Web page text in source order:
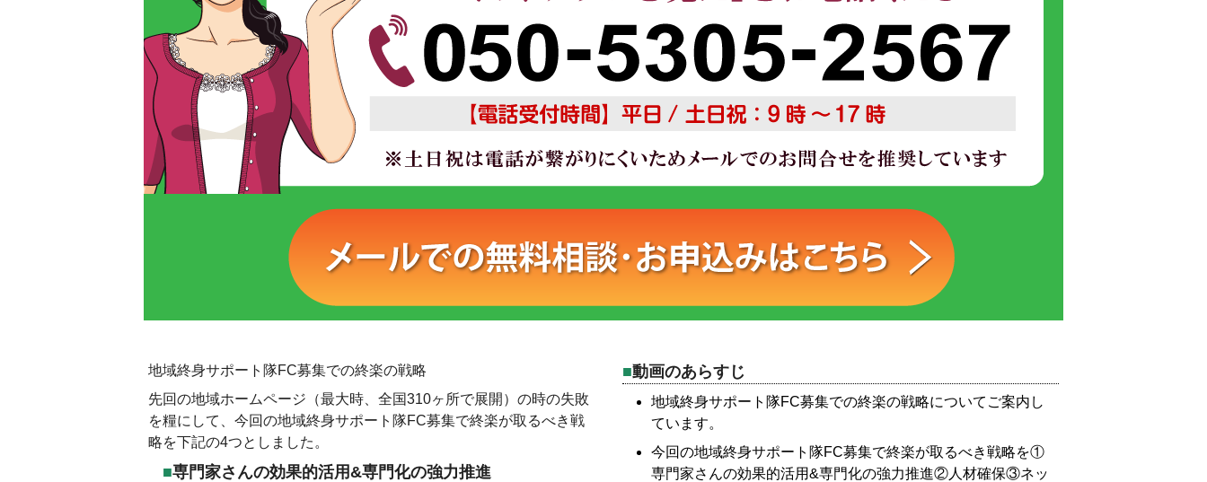
地域終身サポート隊FC募集での終楽の戦略
先回の地域ホームページ（最大時、全国310ヶ所で展開）の時の失敗
を糧にして、今回の地域終身サポート隊FC募集で終楽が取るべき戦
略を下記の4つとしました。
専門家さんの効果的活用&専門化の強力推進
動画のあらすじ
地域終身サポート隊FC募集での終楽の戦略についてご案内し
ています。
今回の地域終身サポート隊FC募集で終楽が取るべき戦略を①
専門家さんの効果的活用&専門化の強力推進②人材確保③ネッ